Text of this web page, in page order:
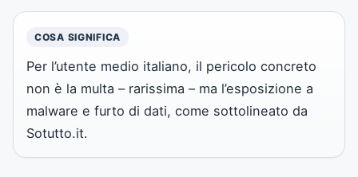
COSA SIGNIFICA
Per l’utente medio italiano, il pericolo concreto
non è la multa – rarissima – ma l’esposizione a
malware e furto di dati, come sottolineato da
Sotutto.it.